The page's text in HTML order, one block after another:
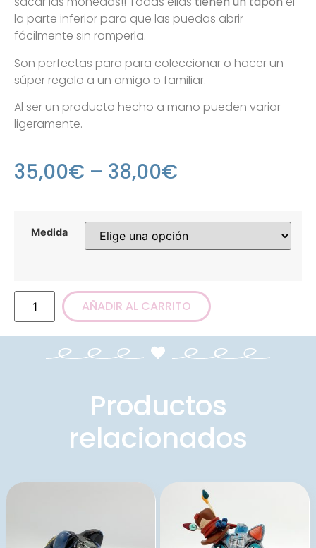
la parte inferior para que las puedas abrir
fácilmente sin romperla.
Son perfectas para para coleccionar o hacer un
súper regalo a un amigo o familiar.
Al ser un producto hecho a mano pueden variar
ligeramente.
35,00€ – 38,00€
Medida
AÑADIR AL CARRITO
Productos
relacionados